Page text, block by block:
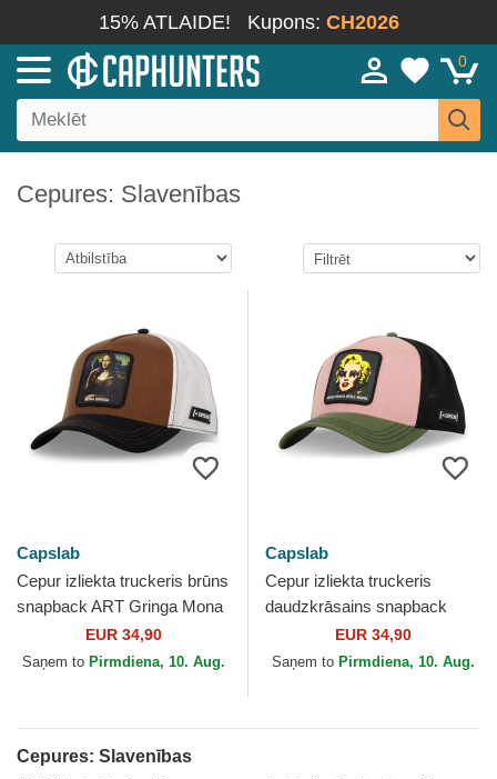
15% ATLAIDE! Kupons: CH2026
0
Cepures: Slavenības
Capslab
Cepur izliekta truckeris brūns
snapback ART Gringa Mona
Liza Slavenības no Capslab
EUR 34,90
Saņem to Pirmdiena, 10. Aug.
Capslab
Cepur izliekta truckeris
daudzkrāsains snapback
Dead Stars Still Burn ART
DEAD Marilyn Monroe...
EUR 34,90
Saņem to Pirmdiena, 10. Aug.
Cepures: Slavenības